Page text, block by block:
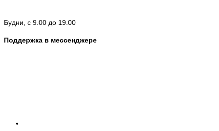
Будни, с 9.00 до 19.00
Поддержка в мессенджере